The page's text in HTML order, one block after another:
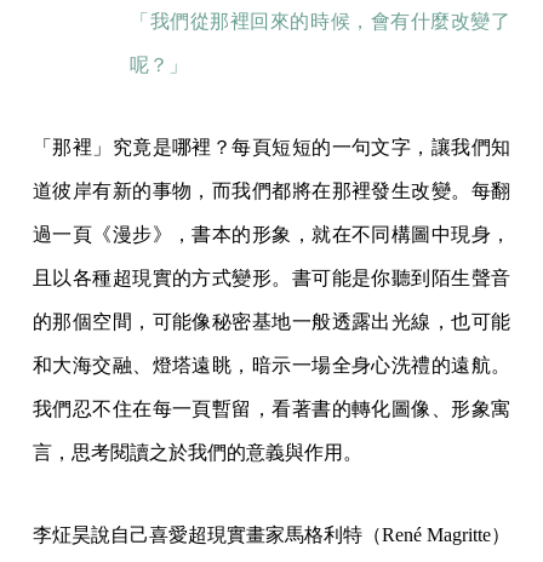
「我們從那裡回來的時候，會有什麼改變了
呢？」
「那裡」究竟是哪裡？每頁短短的一句文字，讓我們知
道彼岸有新的事物，而我們都將在那裡發生改變。每翻
過一頁《漫步》，書本的形象，就在不同構圖中現身，
且以各種超現實的方式變形。書可能是你聽到陌生聲音
的那個空間，可能像秘密基地一般透露出光線，也可能
和大海交融、燈塔遠眺，暗示一場全身心洗禮的遠航。
我們忍不住在每一頁暫留，看著書的轉化圖像、形象寓
言，思考閱讀之於我們的意義與作用。
李炡昊說自己喜愛超現實畫家馬格利特（René Magritte）